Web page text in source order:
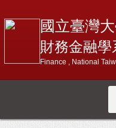
國立臺灣
財務金融
Finance , National